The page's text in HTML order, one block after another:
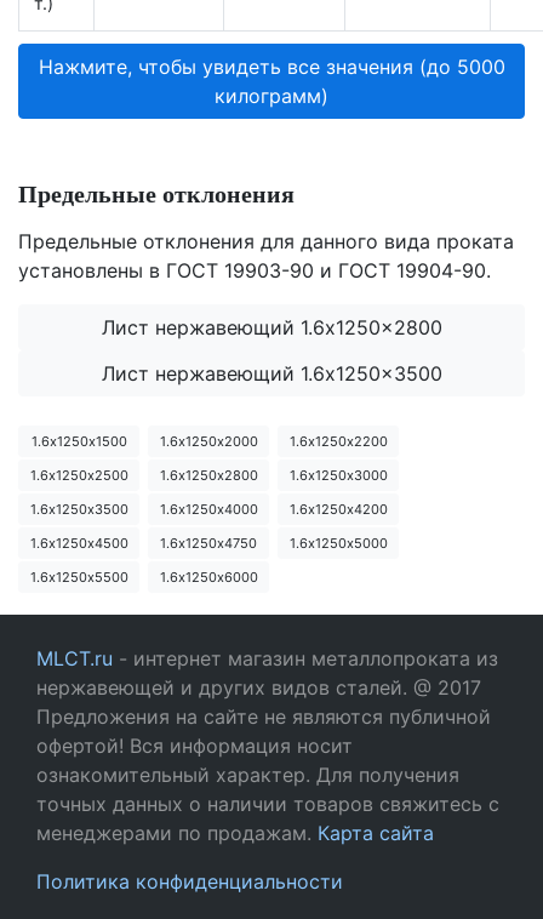
Нажмите, чтобы увидеть все значения (до 5000
килограмм)
Предельные отклонения
Предельные отклонения для данного вида проката
установлены в ГОСТ 19903-90 и ГОСТ 19904-90.
Лист нержавеющий 1.6x1250x2800
Лист нержавеющий 1.6x1250x3500
1.6х1250х1500 1.6х1250х2000
1.6х1250х2200
1.6х1250х2500
1.6х1250х2800
1.6х1250х3000
1.6х1250х3500
1.6х1250х4000
1.6х1250х4200
1.6х1250х4500
1.6х1250х4750
1.6х1250х5000
1.6х1250х5500
1.6х1250х6000
MLCT.ru - интернет магазин металлопроката из
нержавеющей и других видов сталей. @ 2017
Предложения на сайте не являются публичной
офертой! Вся информация носит
ознакомительный характер. Для получения
точных данных о наличии товаров свяжитесь с
менеджерами по продажам. Карта сайта
Политика конфиденциальности